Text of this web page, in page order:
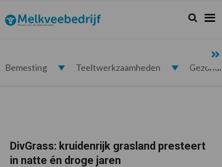
de
hoofdnavigatie
de
hoofd
de
eerste
de
voettekst
Melkveebedrijf.nl Zoeken...
Zoek
Bemesting Teeltwerkzaamheden
DivGrass: kruidenrijk grasland presteert
in natte én droge jaren